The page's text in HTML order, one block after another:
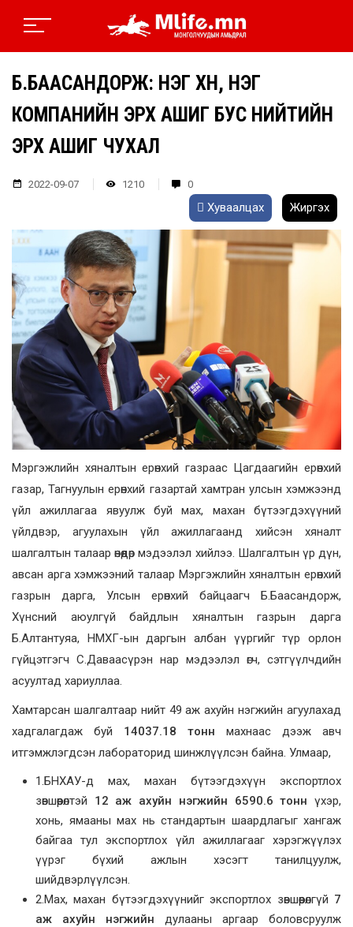
Б.БААСАНДОРЖ: НЭГ ХҮН, НЭГ
КОМПАНИЙН ЭРХ АШИГ БУС НИЙТИЙН
ЭРХ АШИГ ЧУХАЛ
2022-09-07 1210 0
Хуваалцах Жиргэх
Мэргэжлийн хяналтын ерөнхий газраас Цагдаагийн ерөнхий
газар, Тагнуулын ерөнхий газартай хамтран улсын хэмжээнд
үйл ажиллагаа явуулж буй мах, махан бүтээгдэхүүний
үйлдвэр, агуулахын үйл ажиллагаанд хийсэн хяналт
шалгалтын талаар өнөөдөр мэдээлэл хийлээ. Шалгалтын үр дүн,
авсан арга хэмжээний талаар Мэргэжлийн хяналтын ерөнхий
газрын дарга, Улсын ерөнхий байцаагч Б.Баасандорж,
Хүнсний аюулгүй байдлын хяналтын газрын дарга
Б.Алтантуяа, НМХГ-ын даргын албан үүргийг түр орлон
гүйцэтгэгч С.Даваасүрэн нар мэдээлэл өгч, сэтгүүлчдийн
асуултад хариуллаа.
Хамтарсан шалгалтаар нийт 49 аж ахуйн нэгжийн агуулахад
хадгалагдаж буй 14037.18 тонн махнаас дээж авч
итгэмжлэгдсэн лабораторид шинжлүүлсэн байна. Улмаар,
1.БНХАУ-д мах, махан бүтээгдэхүүн экспортлох
зөвшөөрөлтэй 12 аж ахуйн нэгжийн 6590.6 тонн үхэр,
хонь, ямааны мах нь стандартын шаардлагыг хангаж
байгаа тул экспортлох үйл ажиллагааг хэрэгжүүлэх
үүрэг бүхий ажлын хэсэгт танилцуулж,
шийдвэрлүүлсэн.
2.Мах, махан бүтээгдэхүүнийг экспортлох зөвшөөрөлгүй 7
аж ахуйн нэгжийн дулааны аргаар боловсруулж